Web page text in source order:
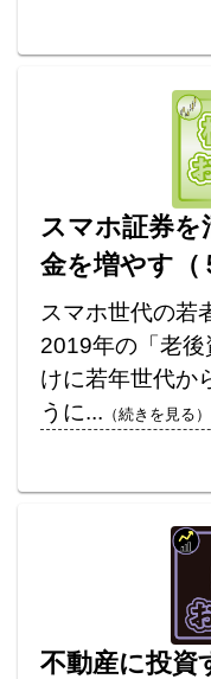
スマホ証券
金を増やす（
スマホ世代の若
2019年の「老
けに若年世代か
うに... （続きを見る）
不動産に投